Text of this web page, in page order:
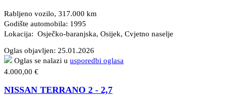
Rabljeno vozilo, 317.000 km
Godište automobila: 1995
Lokacija: Osječko-baranjska, Osijek, Cvjetno naselje
Oglas objavljen: 25.01.2026
Oglas se nalazi u usporedbi oglasa
4.000,00 €
NISSAN TERRANO 2 - 2,7